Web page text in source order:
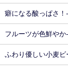
癖になる酸っぱさ！
フルーツが色鮮や
ふわり優しい小麦